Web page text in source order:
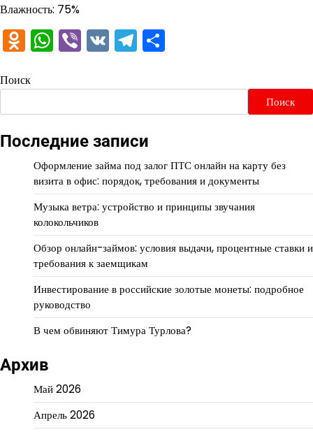
Влажность: 75%
Odnoklassniki
WhatsApp
Viber
VKTelegram
Поиск
Поиск
Последние записи
Оформление займа под залог ПТС онлайн на карту без
визита в офис: порядок, требования и документы
Музыка ветра: устройство и принципы звучания
колокольчиков
Обзор онлайн-займов: условия выдачи, процентные ставки и
требования к заемщикам
Инвестирование в российские золотые монеты: подробное
руководство
В чем обвиняют Тимура Турлова?
Архив
Май 2026
Апрель 2026